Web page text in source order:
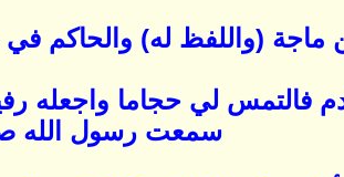
ماجة (واللفظ له) والحاكم
فالتمس لي حجاما واجعله
سمعت رسول الله